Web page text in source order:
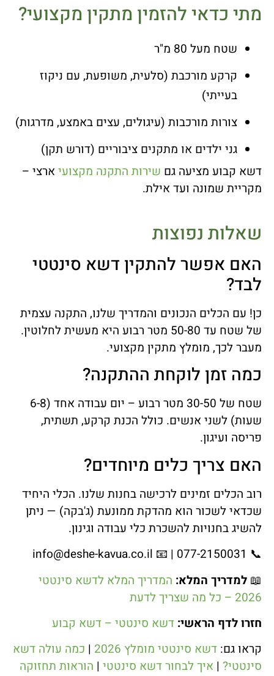
מתי כדאי להזמין מתקין מקצועי?
שטח מעל 80 מ"ר
קרקע מורכבת (סלעית, משופעת, עם ניקוז
בעייתי)
צורות מורכבות (עיגולים, עצים באמצע, מדרגות)
גני ילדים או מתקנים ציבוריים (דורש תקן)
דשא קבוע מציעה גם שירות התקנה מקצועי ארצי –
מקריית שמונה ועד אילת.
שאלות נפוצות
האם אפשר להתקין דשא סינטטי
לבד?
כן! עם הכלים הנכונים והמדריך שלנו, התקנה עצמית
של שטח עד 50-80 מטר רבוע היא מעשית לחלוטין.
מעבר לכך, מומלץ מתקין מקצועי.
כמה זמן לוקחת ההתקנה?
שטח של 30-50 מטר רבוע – יום עבודה אחד (6-8
שעות) לשני אנשים. כולל הכנת קרקע, תשתית,
פריסה ועיגון.
האם צריך כלים מיוחדים?
רוב הכלים זמינים לרכישה בחנות שלנו. הכלי היחיד
שכדאי לשכור הוא מהדקת ממונעת (ג'בקה) — ניתן
להשיג בחנויות להשכרת כלי עבודה וגינון.
📞 077-2150031 | 📧
info@deshe-kavua.co.il
📖 למדריך המלא: המדריך המלא לדשא סינטטי
2026 – כל מה שצריך לדעת
חזרו לדף הראשי: דשא סינטטי – דשא קבוע
קראו גם: דשא סינטטי מומלץ 2026 | כמה עולה דשא
סינטטי? | איך לבחור דשא סינטטי | הוראות תחזוקה